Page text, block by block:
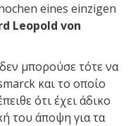
eines einzigen
Leopold von
μπορούσε τότε να
και το οποίο
ότι έχει άδικο
του άποψη για τα